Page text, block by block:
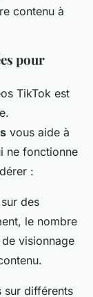
contenu à
pour
TikTok est
vous aide à
ne fonctionne
:
des
le nombre
visionnage
sur différents